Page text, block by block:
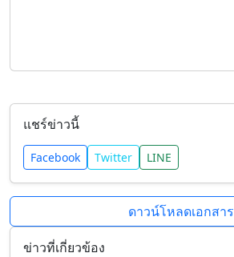
แชร์ข่าวนี้
Facebook Twitter LINE
ดาวน์โหลดเอกสาร
ข่าวที่เกี่ยวข้อง